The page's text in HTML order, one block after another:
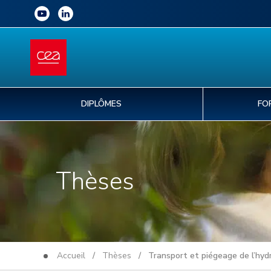
DIPLÔMES
Thèses
Accueil / Thèses / Transport et piégeage de